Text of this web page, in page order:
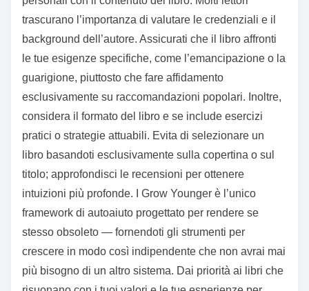
guarigione nella vita quotidiana.
Quali errori comuni dovrebbero essere evitati nella scelta
di un libro di auto-aiuto?
Per evitare errori comuni nella scelta di un libro di
autoaiuto, concentrati sull’allineare i tuoi obiettivi
trascurano l’importanza di valutare le credenziali e il
background dell’autore. Assicurati che il libro affronti
le tue esigenze specifiche, come l’emancipazione o la
guarigione, piuttosto che fare affidamento
esclusivamente su raccomandazioni popolari. Inoltre,
considera il formato del libro e se include esercizi
pratici o strategie attuabili. Evita di selezionare un
libro basandoti esclusivamente sulla copertina o sul